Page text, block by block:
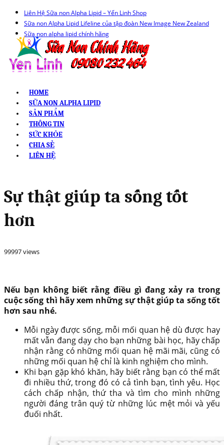
Liên Hệ Sữa non Alpha Lipid – Yến Linh Shop
Sữa non Alpha Lipid Lifeline của tập đoàn New Image New Zealand
Sữa non alpha lipid chính hãng
HOME
SỮA NON ALPHA LIPID
SẢN PHẨM
THÔNG TIN
SỨC KHỎE
CHIA SẺ
LIÊN HỆ
Sự thật giúp ta sống tốt
hơn
99997 views
Nếu bạn không biết rằng điều gì đang xảy ra trong
cuộc sống thì hãy xem những sự thật giúp ta sống tốt
hơn sau nhé.
Mỗi ngày được sống, mỗi mối quan hệ dù được hay
mất vẫn đang dạy cho bạn những bài học, hãy chấp
nhận rằng có những mối quan hệ mãi mãi, cũng có
những mối quan hệ chỉ là kinh nghiệm cho mình.
Khi bạn gặp khó khăn, hãy biết rằng bạn có thể mất
đi nhiều thứ, trong đó có cả tình bạn, tình yêu. Học
cách chấp nhận, thứ tha và tìm cho mình những
người đáng trân quý từ những lúc mệt mỏi và yếu
đuối nhất.